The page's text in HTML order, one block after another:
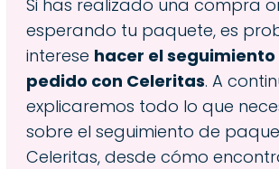
Si has realizado una compra
esperando tu paquete, es
interese hacer el seguimiento
pedido con Celeritas. A
explicaremos todo lo que
sobre el seguimiento de
Celeritas, desde cómo